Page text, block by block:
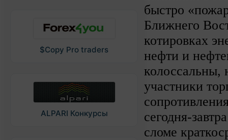
$Copy Pro traders
ALPARI Конкурсы
быстро
Ближнего
котировках
нефти и
колоссальны,
участники
сегодня-
сломе